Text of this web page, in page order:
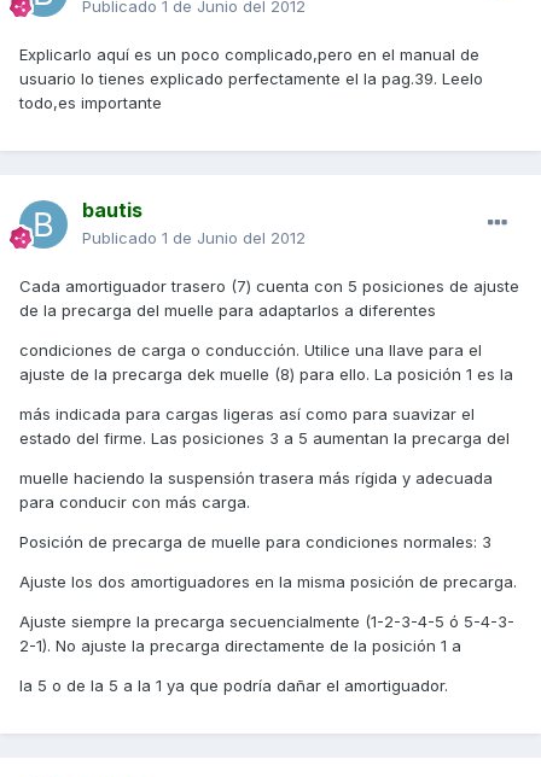
Publicado 1 de Junio del 2012
Explicarlo aquí es un poco complicado,pero en el manual de
usuario lo tienes explicado perfectamente el la pag.39. Leelo
todo,es importante
bautis
Publicado 1 de Junio del 2012
Cada amortiguador trasero (7) cuenta con 5 posiciones de ajuste
de la precarga del muelle para adaptarlos a diferentes
condiciones de carga o conducción. Utilice una llave para el
ajuste de la precarga dek muelle (8) para ello. La posición 1 es la
más indicada para cargas ligeras así como para suavizar el
estado del firme. Las posiciones 3 a 5 aumentan la precarga del
muelle haciendo la suspensión trasera más rígida y adecuada
para conducir con más carga.
Posición de precarga de muelle para condiciones normales: 3
Ajuste los dos amortiguadores en la misma posición de precarga.
Ajuste siempre la precarga secuencialmente (1-2-3-4-5 ó 5-4-3-
2-1). No ajuste la precarga directamente de la posición 1 a
la 5 o de la 5 a la 1 ya que podría dañar el amortiguador.